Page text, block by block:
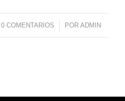
0 COMENTARIOS
/ POR ADMIN